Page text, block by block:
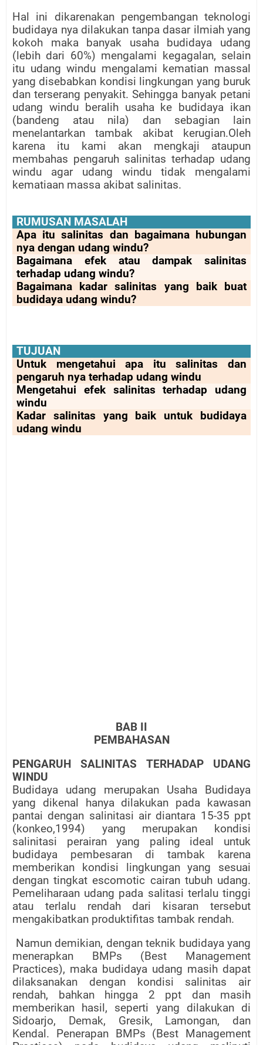
Hal ini dikarenakan pengembangan teknologi
budidaya nya dilakukan tanpa dasar ilmiah yang
kokoh maka banyak usaha budidaya udang
(lebih dari 60%) mengalami kegagalan, selain
itu udang windu mengalami kematian massal
yang disebabkan kondisi lingkungan yang buruk
dan terserang penyakit. Sehingga banyak petani
udang windu beralih usaha ke budidaya ikan
(bandeng atau nila) dan sebagian lain
menelantarkan tambak akibat kerugian.Oleh
karena itu kami akan mengkaji ataupun
membahas pengaruh salinitas terhadap udang
windu agar udang windu tidak mengalami
kematiaan massa akibat salinitas.
RUMUSAN MASALAH
Apa itu salinitas dan bagaimana hubungan
nya dengan udang windu?
Bagaimana efek atau dampak salinitas
terhadap udang windu?
Bagaimana kadar salinitas yang baik buat
budidaya udang windu?
TUJUAN
Untuk mengetahui apa itu salinitas dan
pengaruh nya terhadap udang windu
Mengetahui efek salinitas terhadap udang
windu
Kadar salinitas yang baik untuk budidaya
udang windu
BAB II
PEMBAHASAN
PENGARUH SALINITAS TERHADAP UDANG
WINDU
Budidaya udang merupakan Usaha Budidaya
yang dikenal hanya dilakukan pada kawasan
pantai dengan salinitasi air diantara 15-35 ppt
(konkeo,1994) yang merupakan kondisi
salinitasi perairan yang paling ideal untuk
budidaya pembesaran di tambak karena
memberikan kondisi lingkungan yang sesuai
dengan tingkat escomotic cairan tubuh udang.
Pemeliharaan udang pada salitasi terlalu tinggi
atau terlalu rendah dari kisaran tersebut
mengakibatkan produktifitas tambak rendah.
Namun demikian, dengan teknik budidaya yang
menerapkan BMPs (Best Management
Practices), maka budidaya udang masih dapat
dilaksanakan dengan kondisi salinitas air
rendah, bahkan hingga 2 ppt dan masih
memberikan hasil, seperti yang dilakukan di
Sidoarjo, Demak, Gresik, Lamongan, dan
Kendal. Penerapan BMPs (Best Management